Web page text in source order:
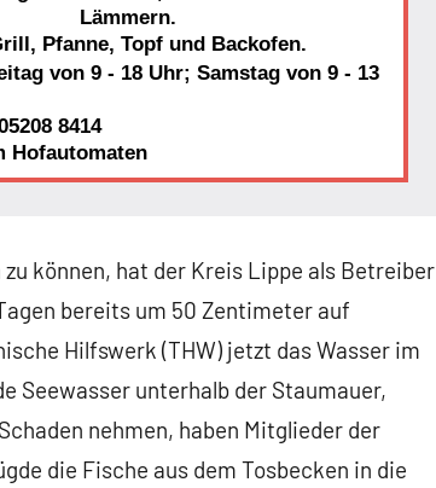
Lämmern.
Pfanne, Topf und Backofen.
von 9 - 18 Uhr; Samstag von 9 - 13
8414
Hofautomaten
können, hat der Kreis Lippe als Betreiber
bereits um 50 Zentimeter auf
Hilfswerk (THW) jetzt das Wasser im
Seewasser unterhalb der Staumauer,
nehmen, haben Mitglieder der
die Fische aus dem Tosbecken in die